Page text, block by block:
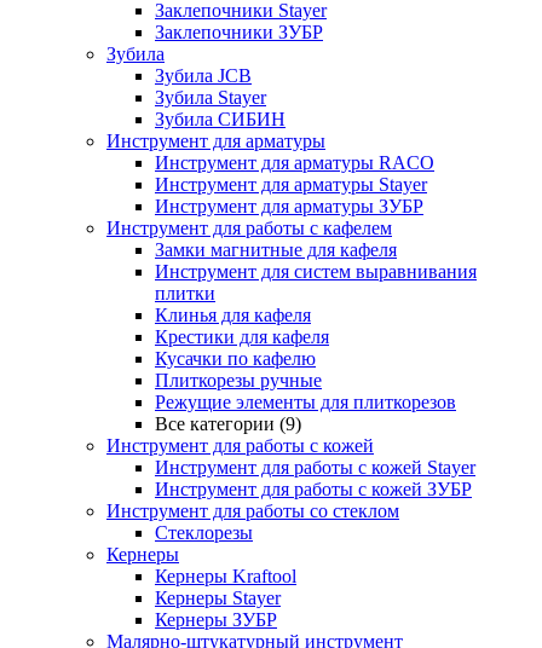
Заклепочники Stayer
Заклепочники ЗУБР
Зубила
Зубила JCB
Зубила Stayer
Зубила СИБИН
Инструмент для арматуры
Инструмент для арматуры RACO
Инструмент для арматуры Stayer
Инструмент для арматуры ЗУБР
Инструмент для работы с кафелем
Замки магнитные для кафеля
Инструмент для систем выравнивания
плитки
Клинья для кафеля
Крестики для кафеля
Кусачки по кафелю
Плиткорезы ручные
Режущие элементы для плиткорезов
Все категории (9)
Инструмент для работы с кожей
Инструмент для работы с кожей Stayer
Инструмент для работы с кожей ЗУБР
Инструмент для работы со стеклом
Стеклорезы
Кернеры
Кернеры Kraftool
Кернеры Stayer
Кернеры ЗУБР
Малярно-штукатурный инструмент